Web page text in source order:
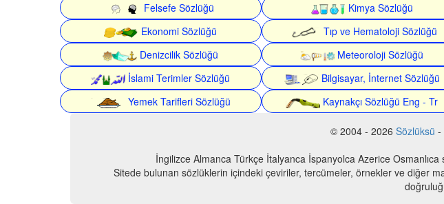
Felsefe Sözlüğü
Kimya Sözlüğü
Ekonomi Sözlüğü
Tıp ve Hematoloji Sözlüğü
Denizcilik Sözlüğü
Meteoroloji Sözlüğü
İslami Terimler Sözlüğü
Bilgisayar, İnternet Sözlüğü
Yemek Tarifleri Sözlüğü
Kaynakçı Sözlüğü Eng - Tr
© 2004 - 2026 Sözlüksü -
İngilizce Almanca Türkçe İtalyanca İspanyolca Azerice
Sitede bulunan sözlüklerin içindeki çeviriler, tercümeler, örnekler ve diğer